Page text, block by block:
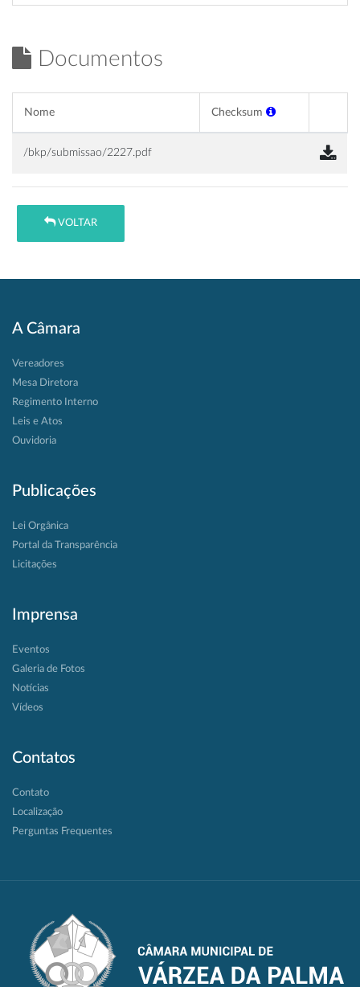
Documentos
Nome Checksum
/bkp/submissao/2227.pdf
VOLTAR
A Câmara
Vereadores
Mesa Diretora
Regimento Interno
Leis e Atos
Ouvidoria
Publicações
Lei Orgânica
Portal da Transparência
Licitações
Imprensa
Eventos
Galeria de Fotos
Notícias
Vídeos
Contatos
Contato
Localização
Perguntas Frequentes